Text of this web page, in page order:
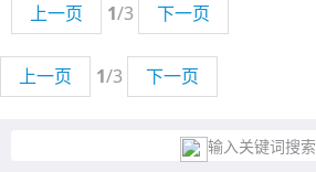
上一页 1/3 下一页
上一页 1/3 下一页
输入关键词搜索